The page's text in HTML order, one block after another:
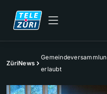
ZüriNews
erlaubt